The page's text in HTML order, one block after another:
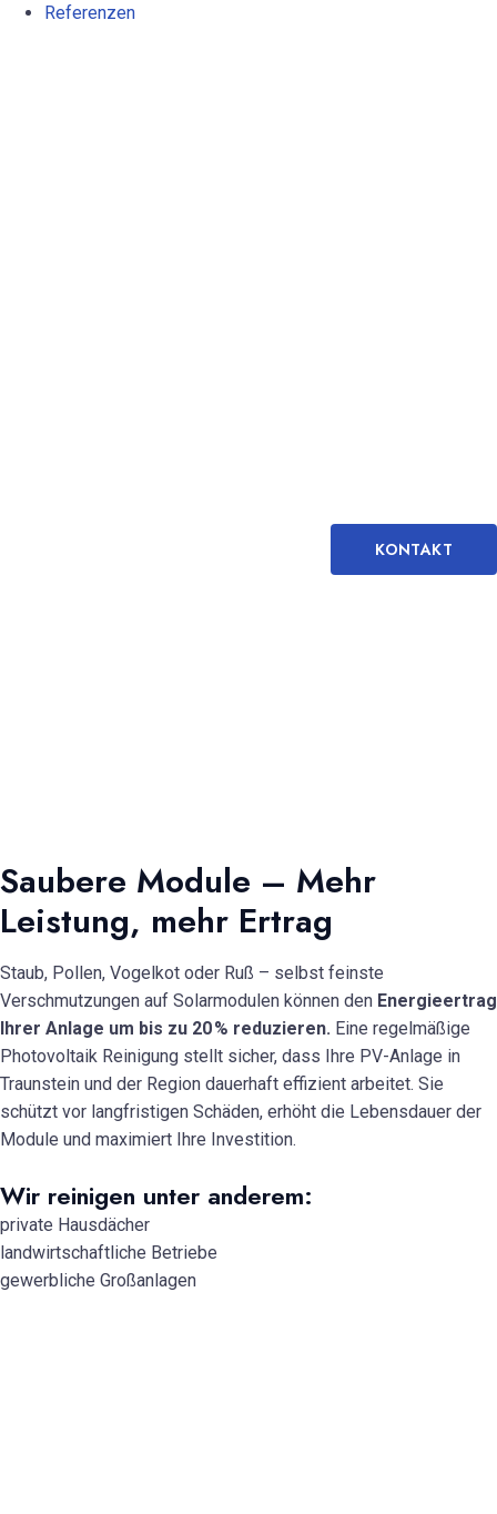
Referenzen
KONTAKT
Saubere Module – Mehr
Leistung, mehr Ertrag
Staub, Pollen, Vogelkot oder Ruß – selbst feinste
Verschmutzungen auf Solarmodulen können den Energieertrag
Ihrer Anlage um bis zu 20 % reduzieren. Eine regelmäßige
Photovoltaik Reinigung stellt sicher, dass Ihre PV-Anlage in
Traunstein und der Region dauerhaft effizient arbeitet. Sie
schützt vor langfristigen Schäden, erhöht die Lebensdauer der
Module und maximiert Ihre Investition.
Wir reinigen unter anderem:
private Hausdächer
landwirtschaftliche Betriebe
gewerbliche Großanlagen